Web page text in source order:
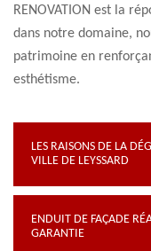
RENOVATION est la
dans notre domaine,
patrimoine en
esthétisme.
LES RAISONS DE LA
VILLE DE LEYSSARD
ENDUIT DE FAÇADE
GARANTIE